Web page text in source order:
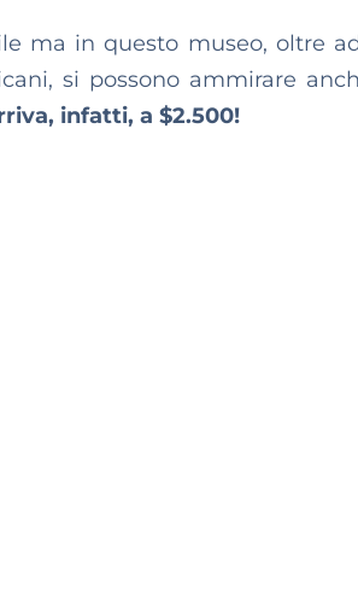
ma in questo museo, oltre
si possono ammirare
infatti, a $2.500!